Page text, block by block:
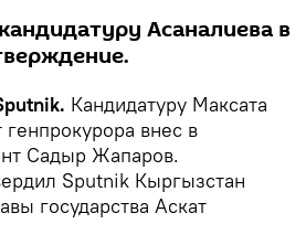
Асаналиева в
Кандидатуру Максата
внес в
Садыр Жапаров.
Sputnik Кыргызстан
государства Аскат